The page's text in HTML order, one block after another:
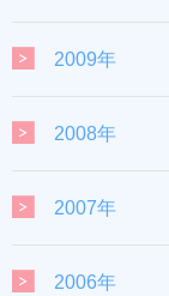
2009年
2008年
2007年
2006年